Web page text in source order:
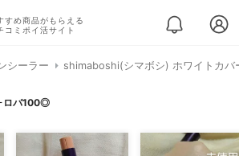
すめ商品がもらえる
コミポイ活サイト
シーラー shimaboshi(シマボシ) ホワイトカバ
ロバ100◎